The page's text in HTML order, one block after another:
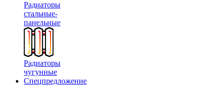
Радиаторы
стальные-
панельные
Радиаторы
чугунные
Спецпредложение